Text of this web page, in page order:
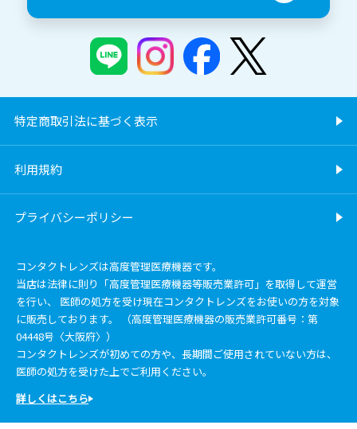
特定商取引法に基づく表示
利用規約
プライバシーポリシー
コンタクトレンズは高度管理医療機器です。
当店は法律に則り「高度管理医療機器等販売業許可」を取得して運営
を行い、 医師の処方を受け現在コンタクトレンズをお使いの方を対象
に販売しております。 （高度管理医療機器の販売業許可番号：第
04448号〈大阪府〉）
コンタクトレンズが初めての方や、長期間ご使用されていない方は、
医師の処方を受けた上でご利用ください。
詳しくはこちら